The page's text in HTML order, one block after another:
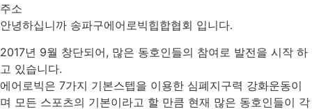
주소
안녕하십니까 송파구에어로빅힙합협회 입니다.
2017년 9월 창단되어, 많은 동호인들의 참여로 발전을 시작 하
고 있습니다.
에어로빅은 7가지 기본스텝을 이용한 심폐지구력 강화운동이
며 모든 스포츠의 기본이라고 할 만큼 현재 많은 동호인들이 각